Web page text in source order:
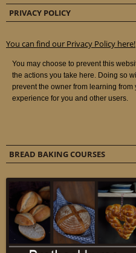
PRIVACY POLICY
You can find our Privacy Policy here!
BREAD BAKING COURSES